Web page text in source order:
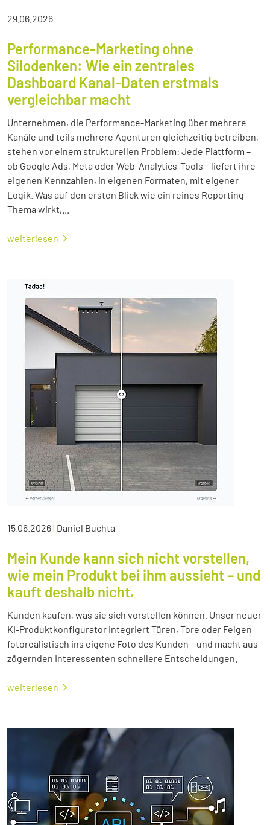
29.06.2026
Performance-Marketing ohne
Silodenken: Wie ein zentrales
Dashboard Kanal-Daten erstmals
vergleichbar macht
Unternehmen, die Performance-Marketing über mehrere
Kanäle und teils mehrere Agenturen gleichzeitig betreiben,
stehen vor einem strukturellen Problem: Jede Plattform –
ob Google Ads, Meta oder Web-Analytics-Tools – liefert ihre
eigenen Kennzahlen, in eigenen Formaten, mit eigener
Logik. Was auf den ersten Blick wie ein reines Reporting-
Thema wirkt,...
weiterlesen
15.06.2026| Daniel Buchta
Mein Kunde kann sich nicht vorstellen,
wie mein Produkt bei ihm aussieht – und
kauft deshalb nicht.
Kunden kaufen, was sie sich vorstellen können. Unser neuer
KI-Produktkonfigurator integriert Türen, Tore oder Felgen
fotorealistisch ins eigene Foto des Kunden – und macht aus
zögernden Interessenten schnellere Entscheidungen.
weiterlesen